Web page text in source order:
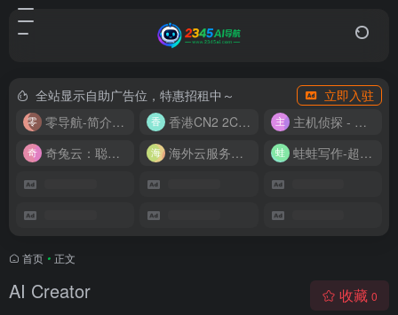
全站显示自助广告位，特惠招租中～
立即入驻
零导航-简介实用的网址导航
香港CN2 2C2G20M 9.9/月
主机侦探 - 少花钱，用好云
奇兔云：聪明人的“省”钱计划！
海外云服务器全网最低价 蛙蛙写作-超级AI智能写作助手
首页 • 正文
AI Creator 收藏 0